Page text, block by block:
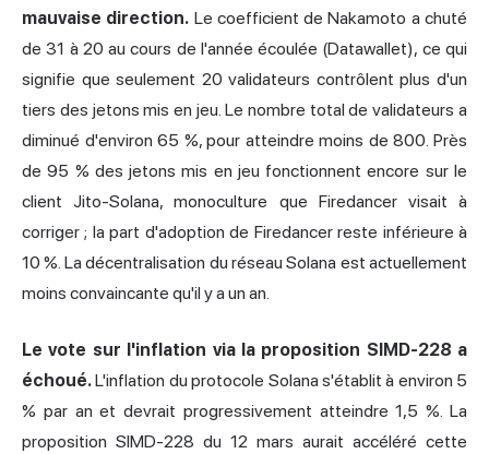
mauvaise direction. Le coefficient de Nakamoto a chuté
de 31 à 20 au cours de l'année écoulée (Datawallet), ce qui
signifie que seulement 20 validateurs contrôlent plus d'un
tiers des jetons mis en jeu. Le nombre total de validateurs a
diminué d'environ 65 %, pour atteindre moins de 800. Près
de 95 % des jetons mis en jeu fonctionnent encore sur le
client Jito-Solana, monoculture que Firedancer visait à
corriger ; la part d'adoption de Firedancer reste inférieure à
10 %. La décentralisation du réseau Solana est actuellement
moins convaincante qu'il y a un an.
Le vote sur l'inflation via la proposition SIMD-228 a
échoué.L'inflation du protocole Solana s'établit à environ 5
% par an et devrait progressivement atteindre 1,5 %. La
proposition SIMD-228 du 12 mars aurait accéléré cette